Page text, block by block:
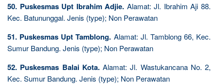
50. Puskesmas Upt Ibrahim Adjie. Alamat: Jl. Ibrahim Aji 88.
Kec. Batununggal. Jenis (type); Non Perawatan
51. Puskesmas Upt Tamblong. Alamat: Jl. Tamblong 66, Kec.
Sumur Bandung. Jenis (type); Non Perawatan
52. Puskesmas Balai Kota.Alamat: Jl. Wastukancana No. 2,
Kec. Sumur Bandung. Jenis (type); Non Perawatan